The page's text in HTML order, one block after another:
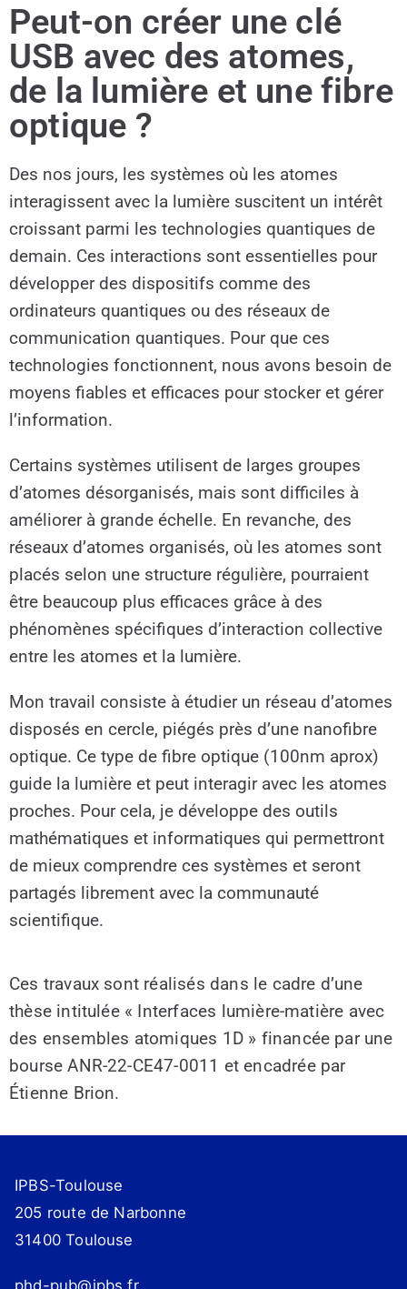
Peut-on créer une clé
USB avec des atomes,
de la lumière et une fibre
optique ?
Des nos jours, les systèmes où les atomes
interagissent avec la lumière suscitent un intérêt
croissant parmi les technologies quantiques de
demain. Ces interactions sont essentielles pour
développer des dispositifs comme des
ordinateurs quantiques ou des réseaux de
communication quantiques. Pour que ces
technologies fonctionnent, nous avons besoin de
moyens fiables et efficaces pour stocker et gérer
l’information.
Certains systèmes utilisent de larges groupes
d’atomes désorganisés, mais sont difficiles à
améliorer à grande échelle. En revanche, des
réseaux d’atomes organisés, où les atomes sont
placés selon une structure régulière, pourraient
être beaucoup plus efficaces grâce à des
phénomènes spécifiques d’interaction collective
entre les atomes et la lumière.
Mon travail consiste à étudier un réseau d’atomes
disposés en cercle, piégés près d’une nanofibre
optique. Ce type de fibre optique (100nm aprox)
guide la lumière et peut interagir avec les atomes
proches. Pour cela, je développe des outils
mathématiques et informatiques qui permettront
de mieux comprendre ces systèmes et seront
partagés librement avec la communauté
scientifique.
Ces travaux sont réalisés dans le cadre d’une
thèse intitulée « Interfaces lumière-matière avec
des ensembles atomiques 1D » financée par une
bourse ANR-22-CE47-0011 et encadrée par
Étienne Brion.
IPBS-Toulouse
205 route de Narbonne
31400 Toulouse
phd-pub@ipbs.fr